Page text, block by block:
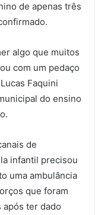
de apenas três
algo que muitos
com um pedaço
Faquini
do ensino
de
infantil precisou
uma ambulância
que foram
após ter dado